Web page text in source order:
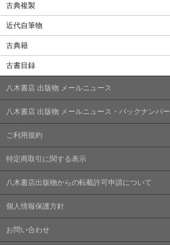
古典複製
近代自筆物
古典籍
古書目録
八木書店 出版物 メールニュース
八木書店 出版物 メールニュース・バックナンバー
ご利用規約
特定商取引に関する表示
八木書店出版物からの転載許可申請について
個人情報保護方針
お問い合わせ